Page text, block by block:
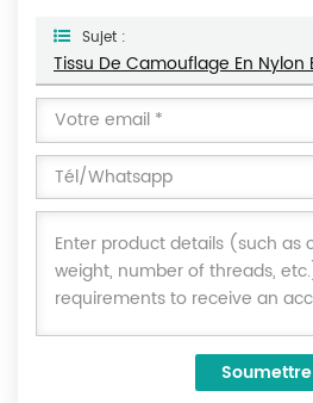
Sujet :
Soumettre